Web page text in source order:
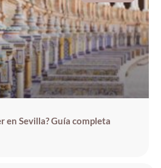
en Sevilla? Guía completa